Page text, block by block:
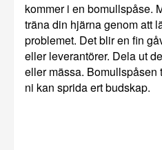
kommer i en bomullspåse.
träna din hjärna genom att
problemet. Det blir en fin
eller leverantörer. Dela ut
eller mässa. Bomullspåsen
ni kan sprida ert budskap.